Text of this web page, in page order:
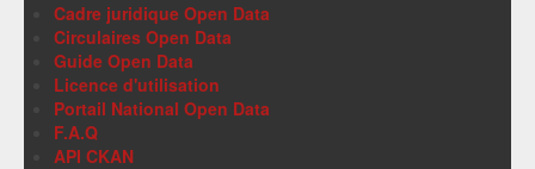
Cadre juridique Open Data
Circulaires Open Data
Guide Open Data
Licence d'utilisation
Portail National Open Data
F.A.Q
API CKAN